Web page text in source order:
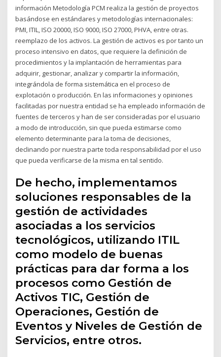
información Metodología PCM realiza la gestión de proyectos
basándose en estándares y metodologías internacionales:
PMI, ITIL, ISO 20000, ISO 9000, ISO 27000, PHVA, entre otras.
reemplazo de los activos. La gestión de activos es por tanto un
proceso intensivo en datos, que requiere la definición de
procedimientos y la implantación de herramientas para
adquirir, gestionar, analizar y compartir la información,
integrándola de forma sistemática en el proceso de
explotación o producción. En las informaciones y opiniones
facilitadas por nuestra entidad se ha empleado información de
fuentes de terceros y han de ser consideradas por el usuario
a modo de introducción, sin que pueda estimarse como
elemento determinante para la toma de decisiones,
declinando por nuestra parte toda responsabilidad por el uso
que pueda verificarse de la misma en tal sentido.
De hecho, implementamos
soluciones responsables de la
gestión de actividades
asociadas a los servicios
tecnológicos, utilizando ITIL
como modelo de buenas
prácticas para dar forma a los
procesos como Gestión de
Activos TIC, Gestión de
Operaciones, Gestión de
Eventos y Niveles de Gestión de
Servicios, entre otros.